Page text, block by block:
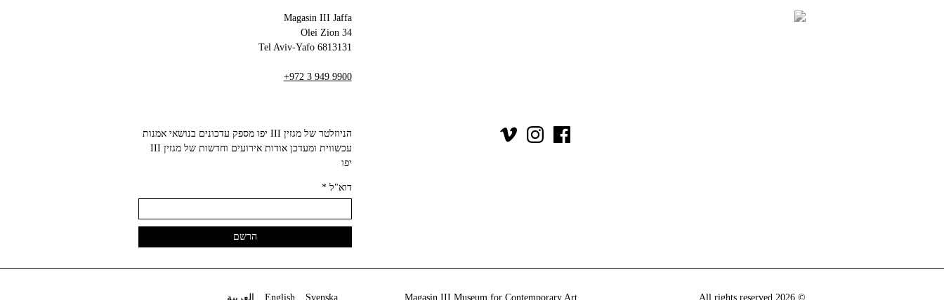
Magasin III Jaffa
34 Olei Zion
6813131 Tel Aviv-Yafo
+972 3 949 9900
הניוזלטר של מגזין III יפו מספק עדכונים בנושאי אמנות
עכשווית ומעדכן אודות אירועים וחדשות של מגזין III
יפו‬
דוא"ל*
Svenska
English العربية Magasin III Museum for Contemporary Art © 2026 All rights reserved.